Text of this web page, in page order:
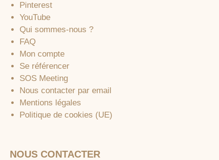
Pinterest
YouTube
Qui sommes-nous ?
FAQ
Mon compte
Se référencer
SOS Meeting
Nous contacter par email
Mentions légales
Politique de cookies (UE)
NOUS CONTACTER